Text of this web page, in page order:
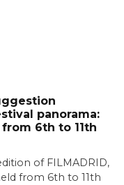
panorama:
6th to 11th
of FILMADRID,
from 6th to 11th